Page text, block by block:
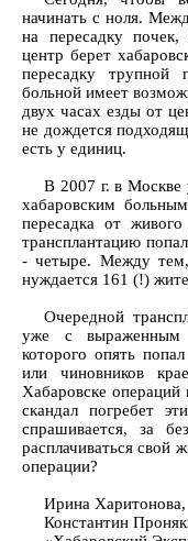
начинать с ноля.
на пересадку
центр берет
пересадку трупной
больной имеет
двух часах езды от
не дождется
есть у единиц.
В 2007 г. в Москве
хабаровским
пересадка от
трансплантацию
- четыре. Между тем,
нуждается 161 (!)
Очередной
уже с выраженным
которого опять
или чиновников
Хабаровске операций
скандал погребет
спрашивается, за
расплачиваться свой
операции?
Ирина Харитонова,
Константин